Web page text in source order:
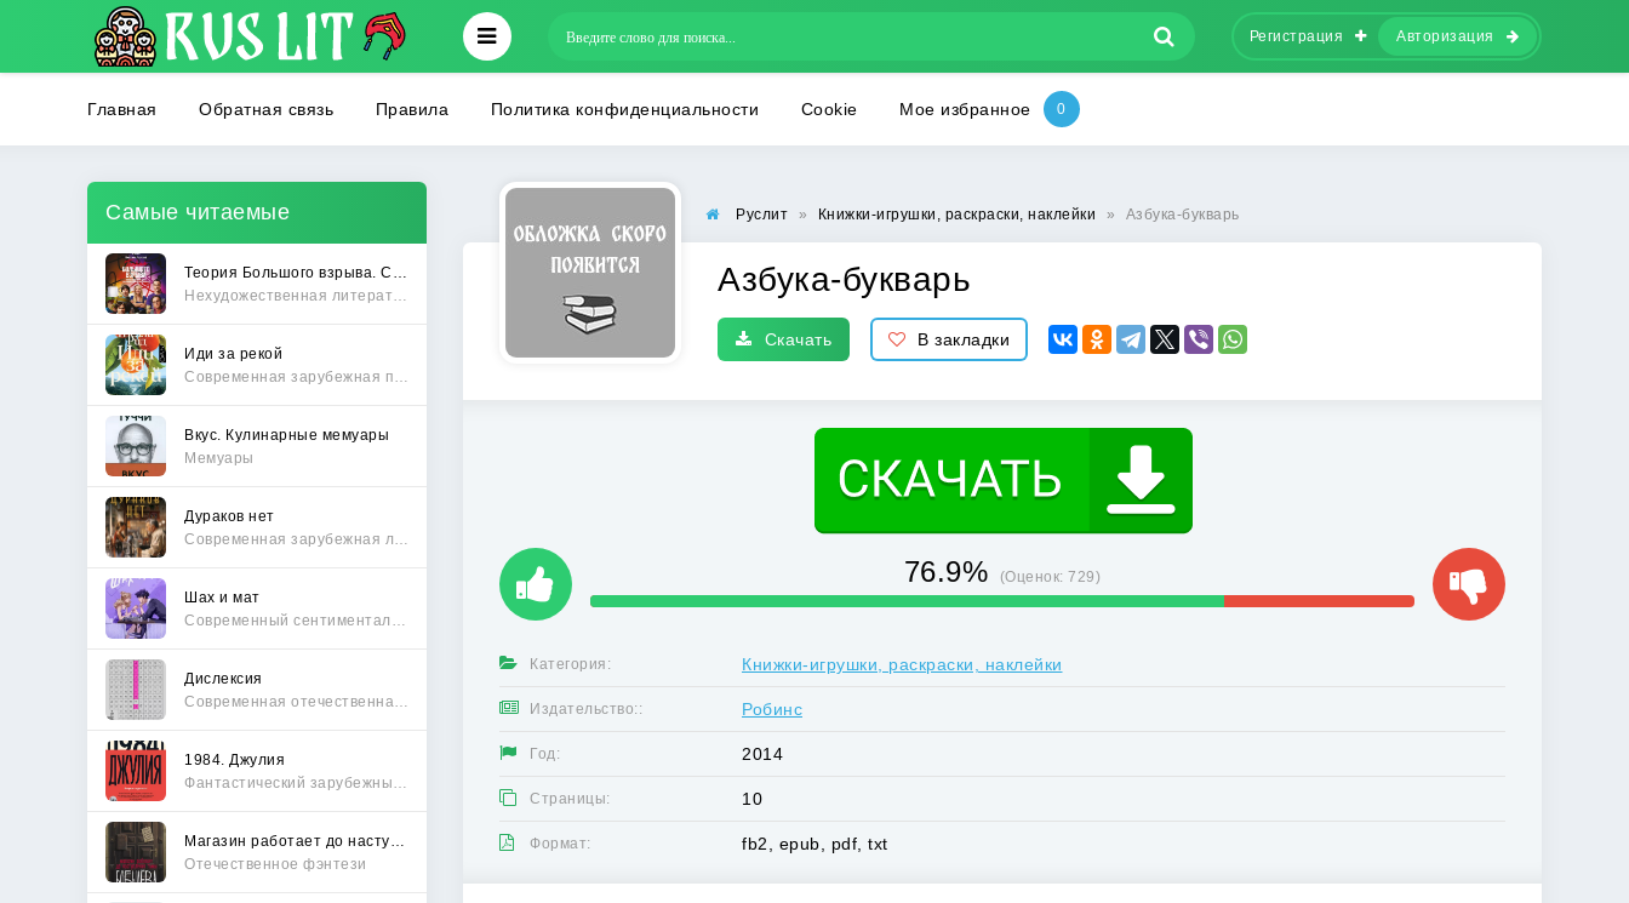
Регистрация Авторизация
Главная Обратная связь Правила Политика конфиденциальности Cookie Мое избранное
Самые читаемые
Иди за рекой
Вкус. Кулинарные мемуары
Мемуары
Дураков нет
Шах и мат
Дислексия
1984. Джулия
Отечественное фэнтези
Руслит » Книжки-игрушки, раскраски, наклейки » Азбука-букварь
Азбука-букварь
Скачать В закладки
76.9% (Оценок:729)
Категория: Книжки-игрушки, раскраски, наклейки
Издательство:: Робинс
Год: 2014
Страницы: 10
Формат: fb2, epub, pdf, txt